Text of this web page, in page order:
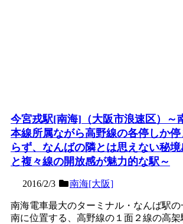
今宮戎駅[南海]（大阪市浪速区）～
本線所属ながら高野線の各停しか停
らず、なんばの隣とは思えない秘境
と複々線の開放感が魅力的な駅～
2016/2/3 南海[大阪]
南海電車最大のターミナル・なんば駅の
南に位置する、高野線の１面２線の高架